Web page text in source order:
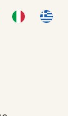
ITALIANO